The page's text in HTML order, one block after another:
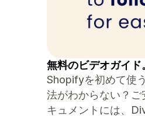
無料のビデオガイド
Shopifyを初めて使
法がわからない？
キュメントには、